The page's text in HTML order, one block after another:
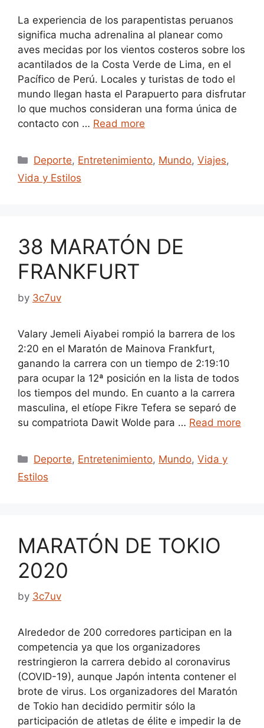
La experiencia de los parapentistas peruanos
significa mucha adrenalina al planear como
aves mecidas por los vientos costeros sobre los
acantilados de la Costa Verde de Lima, en el
Pacífico de Perú. Locales y turistas de todo el
mundo llegan hasta el Parapuerto para disfrutar
lo que muchos consideran una forma única de
contacto con … Read more
Categories
Deporte, Entretenimiento, Mundo,Viajes,
Vida y Estilos
38 MARATÓN DE
FRANKFURT
by 3c7uv
Valary Jemeli Aiyabei rompió la barrera de los
2:20 en el Maratón de Mainova Frankfurt,
ganando la carrera con un tiempo de 2:19:10
para ocupar la 12ª posición en la lista de todos
los tiempos del mundo. En cuanto a la carrera
masculina, el etíope Fikre Tefera se separó de
su compatriota Dawit Wolde para … Read more
Categories
Deporte, Entretenimiento, Mundo,Vida y
Estilos
MARATÓN DE TOKIO
2020
by 3c7uv
Alrededor de 200 corredores participan en la
competencia ya que los organizadores
restringieron la carrera debido al coronavirus
(COVID-19), aunque Japón intenta contener el
brote de virus. Los organizadores del Maratón
de Tokio han decidido permitir sólo la
participación de atletas de élite e impedir la de